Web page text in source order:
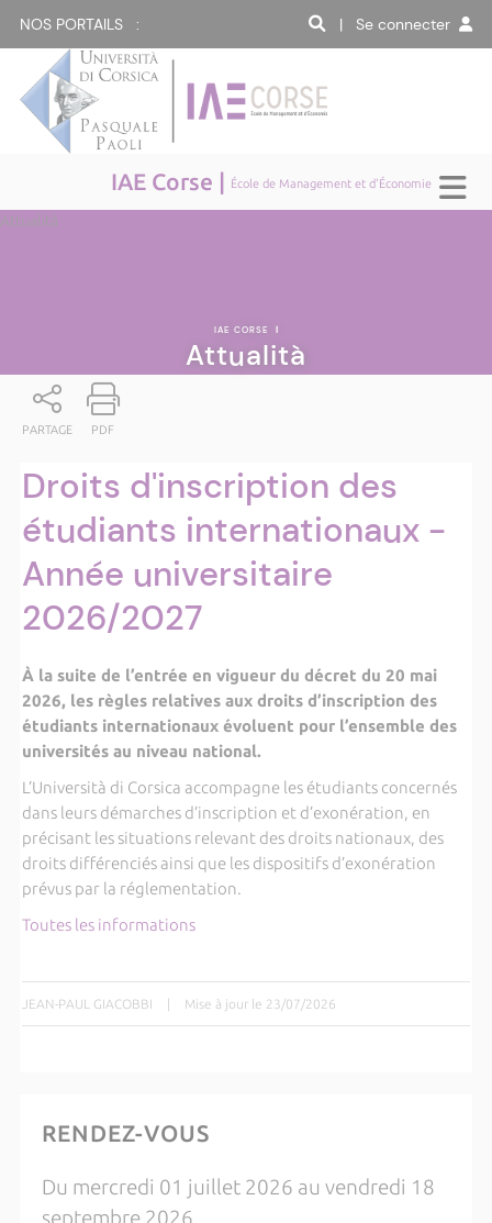
NOS PORTAILS : | Se connecter
IAE Corse | École de Management et d'Économie
Attualità
IAE CORSE |
Attualità
PARTAGE PDF
Droits d'inscription des
étudiants internationaux -
Année universitaire
2026/2027
À la suite de l’entrée en vigueur du décret du 20 mai
2026, les règles relatives aux droits d’inscription des
étudiants internationaux évoluent pour l’ensemble des
universités au niveau national.
L’Università di Corsica accompagne les étudiants concernés
dans leurs démarches d’inscription et d’exonération, en
précisant les situations relevant des droits nationaux, des
droits différenciés ainsi que les dispositifs d’exonération
prévus par la réglementation.
Toutes les informations
JEAN-PAUL GIACOBBI | Mise à jour le 23/07/2026
RENDEZ-VOUS
Du mercredi 01 juillet 2026 au vendredi 18
septembre 2026